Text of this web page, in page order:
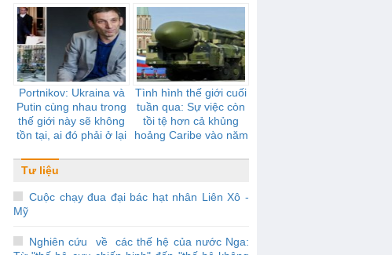
Portnikov: Ukraina và
Putin cùng nhau trong
thế giới này sẽ không
tồn tại, ai đó phải ở lại
Tình hình thế giới cuối
tuần qua: Sự việc còn
tồi tệ hơn cả khủng
hoảng Caribe vào năm
Tư liệu
Cuộc chạy đua đại bác hạt nhân Liên Xô -
Mỹ
Nghiên cứu về các thế hệ của nước Nga: